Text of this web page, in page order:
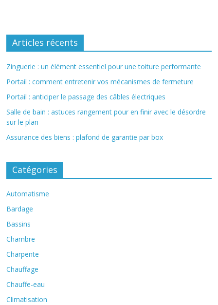
Articles récents
Zinguerie : un élément essentiel pour une toiture performante
Portail : comment entretenir vos mécanismes de fermeture
Portail : anticiper le passage des câbles électriques
Salle de bain : astuces rangement pour en finir avec le désordre
sur le plan
Assurance des biens : plafond de garantie par box
Catégories
Automatisme
Bardage
Bassins
Chambre
Charpente
Chauffage
Chauffe-eau
Climatisation